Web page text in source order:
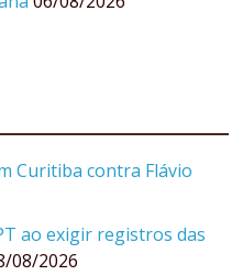
Curitiba contra Flávio
ao exigir registros das
08/2026